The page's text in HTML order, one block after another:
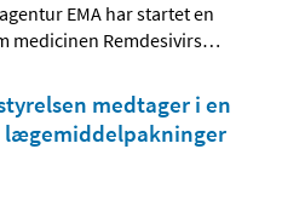
EMA har startet en
medicinen Remdesivirs…
medtager i en